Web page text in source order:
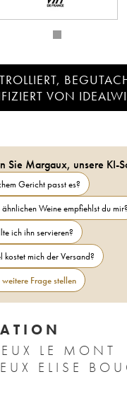
VON
Sie Margaux, unsere KI-
Gericht passt es?
Weine empfiehlst du mir?
ich ihn servieren?
kostet mich der Versand?
weitere Frage stellen
LE MONT
ELISE